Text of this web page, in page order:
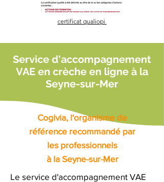
certificat qualiopi
Service d'accompagnement
VAE en crèche en ligne à la
Seyne-sur-Mer
Cogivia, l'organisme de
référence recommandé par
les professionnels
à la Seyne-sur-Mer
Le service d'accompagnement VAE